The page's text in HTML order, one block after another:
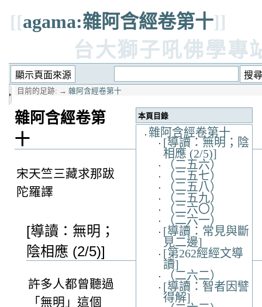
[[agama:雜阿含經卷第十]]
台大獅子吼佛學專
目前的足跡: → 雜阿含經卷第十
本頁目錄
雜阿含經卷第十
[導讀：無明；陰
相應 (2/5)]
（二五六）
（二五七）
（二五八）
（二五九）
（二六〇）
（二六一）
[導讀：常見與斷
見二邊]
[第262經經文導
讀]
（二六二）
[導讀：智者因譬
得解]
雜阿含經卷第
十
宋天竺三藏求那跋
陀羅譯
[導讀：無明；
陰相應 (2/5)]
許多人都曾聽過
「無明」這個